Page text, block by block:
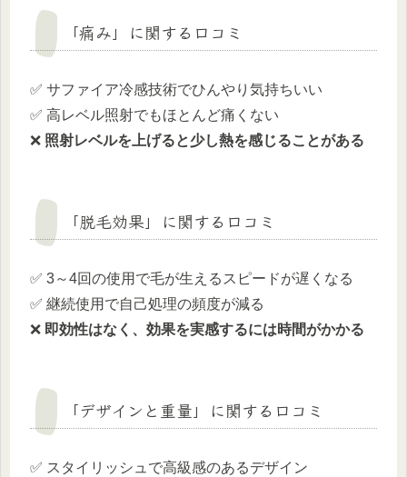
「痛み」に関する口コミ
✅ サファイア冷感技術でひんやり気持ちいい
✅ 高レベル照射でもほとんど痛くない
❌ 照射レベルを上げると少し熱を感じることがある
「脱毛効果」に関する口コミ
✅ 3～4回の使用で毛が生えるスピードが遅くなる
✅ 継続使用で自己処理の頻度が減る
❌ 即効性はなく、効果を実感するには時間がかかる
「デザインと重量」に関する口コミ
✅ スタイリッシュで高級感のあるデザイン